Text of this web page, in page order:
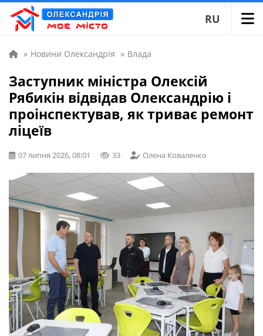
RU
» Новини Олександрія » Влада
Заступник міністра Олексій
Рябикін відвідав Олександрію і
проінспектував, як триває ремонт
ліцеїв
07 липня 2026, 08:01 33 Олена Коваленко